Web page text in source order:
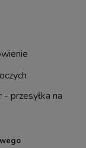
- przesyłka na